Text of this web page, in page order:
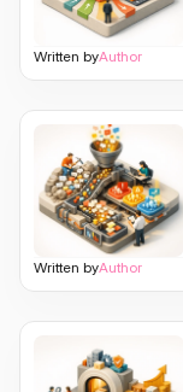
Written byAuthor
Written byAuthor